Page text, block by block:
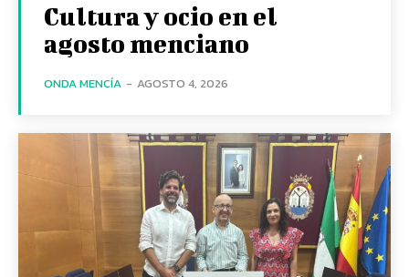
Cultura y ocio en el
agosto menciano
ONDA MENCÍA - AGOSTO 4, 2026